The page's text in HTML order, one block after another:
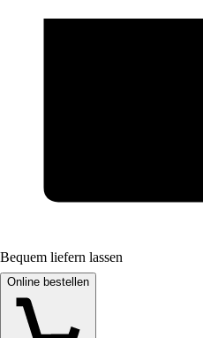
Bequem liefern lassen
Online bestellen